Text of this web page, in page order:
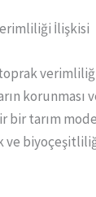
İlişkisi
korunması
tarım